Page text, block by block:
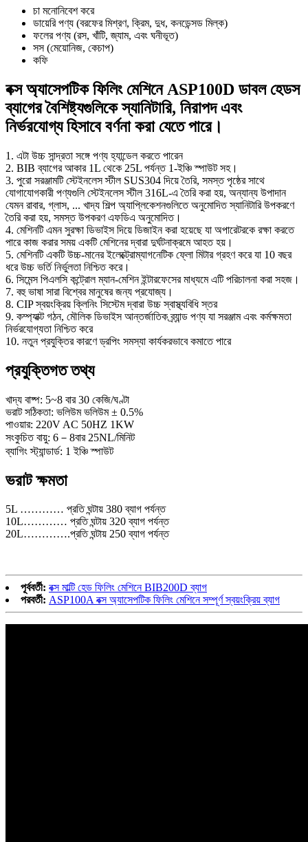
চা মনোনিবেশ করে
ডায়েরি পণ্য (বরফের মিশ্রণ, ক্রিম, দুধ, কনডেন্সড মিল্ক)
ফলের পণ্য (রস, খাঁটি, জ্যাম, এবং ঘনীভূত)
সস (মেয়োনিজ, কেচাপ)
কফি
বক্স অ্যাসেপটিক ফিলিং মেশিনে ASP100D ডাবল হেডস
ব্যাগের বৈশিষ্ট্যগুলিকে স্যানিটারি, নিরাপদ এবং
নির্ভরযোগ্য হিসাবে বর্ণনা করা যেতে পারে।
1. এটা উচ্চ সান্দ্রতা সঙ্গে পণ্য হ্যান্ডেল করতে পারেন
2. BIB ব্যাগের আকার 1L থেকে 25L পর্যন্ত 1-ইঞ্চি স্পাউট সহ।
3. পুরো সরঞ্জামটি স্টেইনলেস স্টীল SUS304 দিয়ে তৈরি, সমস্ত পৃষ্ঠের সাথে
যোগাযোগকারী পণ্যগুলি স্টেইনলেস স্টীল 316L-এ তৈরি করা হয়, অন্যান্য উপাদান
যেমন রাবার, গ্লাস, ... খাদ্য শিল্প অ্যাপ্লিকেশনগুলিতে অনুমোদিত স্যানিটারি উপকরণে
তৈরি করা হয়, সমস্ত উপকরণ এফডিএ অনুমোদিত।
4. মেশিনটি এমন সুরক্ষা ডিভাইস দিয়ে ডিজাইন করা হয়েছে যা অপারেটরকে রক্ষা করতে
পারে কাজ করার সময় একটি মেশিনের দ্বারা দুর্ঘটনাক্রমে আহত হয়।
5. মেশিনটি একটি উচ্চ-মানের ইলেক্ট্রোম্যাগনেটিক ফ্লো মিটার গ্রহণ করে যা 10 বছর
ধরে উচ্চ ভর্তি নির্ভুলতা নিশ্চিত করে।
6. সিমেন্স পিএলসি কন্ট্রোল ম্যান-মেশিন ইন্টারফেসের মাধ্যমে এটি পরিচালনা করা সহজ।
7. বহু ভাষা সারা বিশ্বের মানুষের জন্য প্রযোজ্য।
8. CIP স্বয়ংক্রিয় ক্লিনিং সিস্টেম দ্বারা উচ্চ স্বাস্থ্যবিধি স্তর
9. কম্প্যাক্ট গঠন, মৌলিক ডিভাইস আন্তর্জাতিক ব্র্যান্ড পণ্য যা সরঞ্জাম এবং কর্মক্ষমতা
নির্ভরযোগ্যতা নিশ্চিত করে
10. নতুন প্রযুক্তির কারণে ড্রপিং সমস্যা কার্যকরভাবে কমাতে পারে
প্রযুক্তিগত তথ্য
খাদ্য বাষ্প: 5~8 বার 30 কেজি/ঘণ্টা
ভরাট সঠিকতা: ভলিউম ভলিউম ± 0.5%
পাওয়ার: 220V AC 50HZ 1KW
সংকুচিত বায়ু: 6－8বার 25NL/মিনিট
ব্যাগিং স্ট্যান্ডার্ড: 1 ইঞ্চি স্পাউট
ভরাট ক্ষমতা
5L ………… প্রতি ঘন্টায় 380 ব্যাগ পর্যন্ত
10L………… প্রতি ঘন্টায় 320 ব্যাগ পর্যন্ত
20L………….প্রতি ঘন্টায় 250 ব্যাগ পর্যন্ত
পূর্ববর্তী: বক্স মাল্টি হেড ফিলিং মেশিনে BIB200D ব্যাগ
পরবর্তী: ASP100A বক্স অ্যাসেপটিক ফিলিং মেশিনে সম্পূর্ণ স্বয়ংক্রিয় ব্যাগ